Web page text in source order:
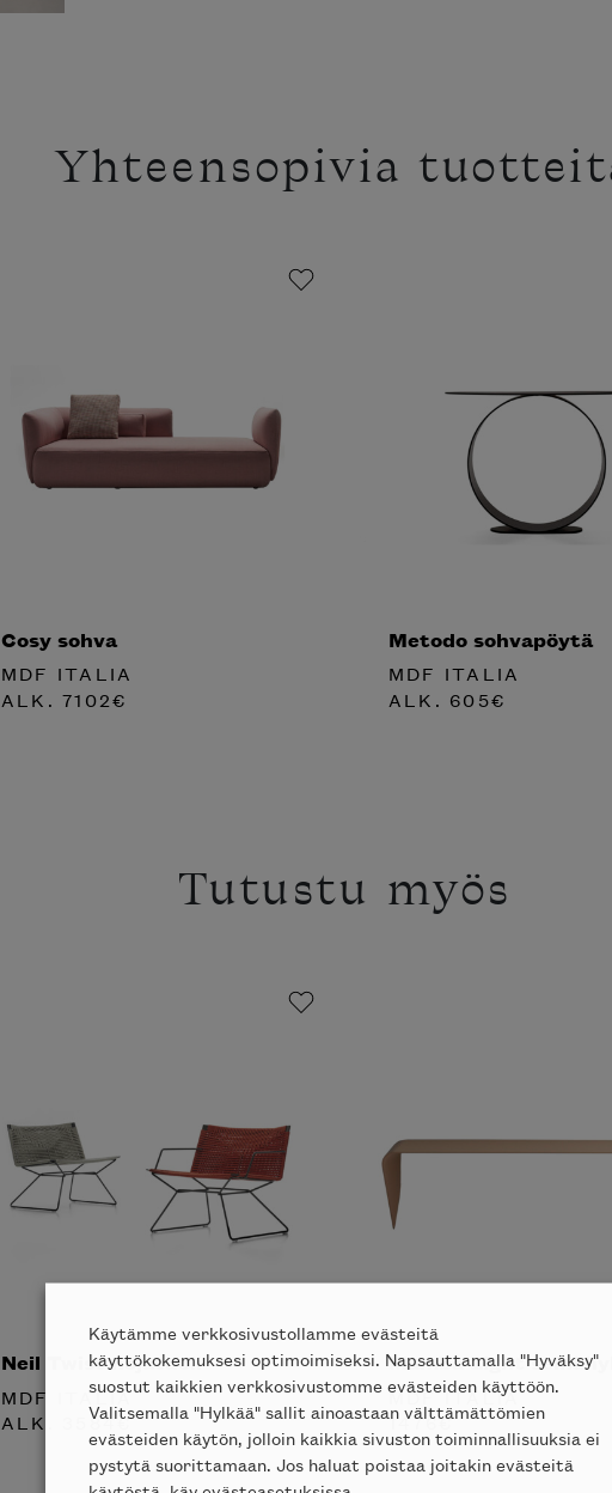
Yhteensopivia
Cosy sohva
MDF ITALIA
ALK.7102€
Metodo sohvapöytä
MDF ITALIA
ALK. 605€
Tutustu myös
Neil Twist nojatuoli
MDF ITALIA
ALK.
3584€
Mamba Light
MDF ITALIA
1476€
Käytämme verkkosivustollamme evästeitä
käyttökokemuksesi optimoimiseksi. Napsauttamalla "Hyväksy"
suostut kaikkien verkkosivustomme evästeiden käyttöön.
Valitsemalla "Hylkää" sallit ainoastaan välttämättömien
evästeiden käytön, jolloin kaikkia sivuston toiminnallisuuksia ei
pystytä suorittamaan. Jos haluat poistaa joitakin evästeitä